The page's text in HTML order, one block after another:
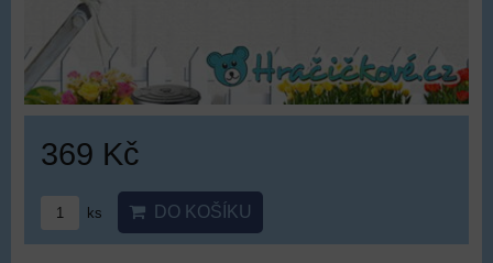
369 Kč
ks DO KOŠÍKU